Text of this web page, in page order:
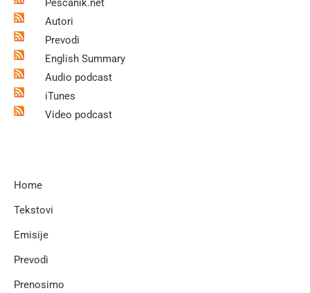
Pescanik.net
Autori
Prevodi
English Summary
Audio podcast
iTunes
Video podcast
Home
Tekstovi
Emisije
Prevodi
Prenosimo